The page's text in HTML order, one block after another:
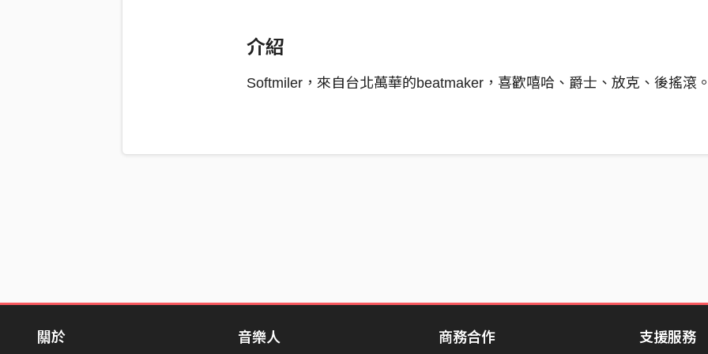
介紹
Softmiler，來自台北萬華的beatmaker，喜歡嘻哈、爵士、放克、後搖滾
關於 音樂人 商務合作 支援服務